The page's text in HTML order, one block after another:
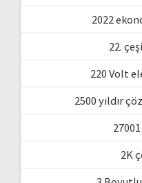
2022
22.
220 Volt
2500 yıldır
2K